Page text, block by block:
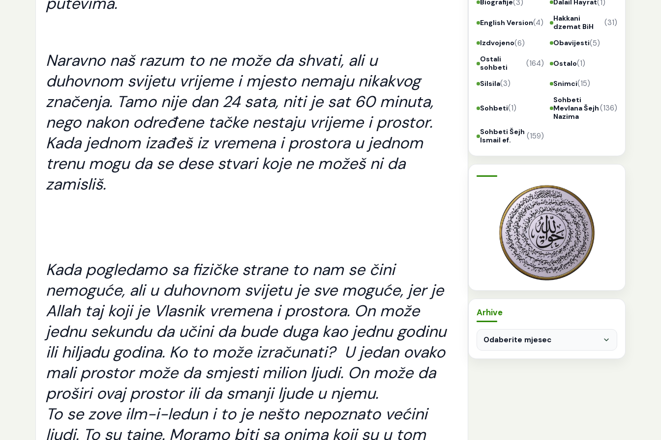
Naravno naš razum to ne može da shvati, ali u
duhovnom svijetu vrijeme i mjesto nemaju nikakvog
značenja. Tamo nije dan 24 sata, niti je sat 60 minuta,
nego nakon određene tačke nestaju vrijeme i prostor.
Kada jednom izađeš iz vremena i prostora u jednom
trenu mogu da se dese stvari koje ne možeš ni da
zamisliš.
Kada pogledamo sa fizičke strane to nam se čini
nemoguće, ali u duhovnom svijetu je sve moguće, jer je
Allah taj koji je Vlasnik vremena i prostora. On može
jednu sekundu da učini da bude duga kao jednu godinu
ili hiljadu godina. Ko to može izračunati? U jedan ovako
mali prostor može da smjesti milion ljudi. On može da
proširi ovaj prostor ili da smanji ljude u njemu.
To se zove ilm-i-ledun i to je nešto nepoznato većini
ljudi. To su tajne. Moramo biti sa onima koji su u tom
Biografije(3) Dalail Hayrat(1)
English Version(4)
Hakkani
dzemat BiH
(31)
Izdvojeno(6) Obavijesti(5)
Ostali
sohbeti
(164) Ostalo(1)
Silsila(3) Snimci(15)
Sohbeti(1)
Sohbeti
Mevlana Šejh
Nazima
(136)
Sohbeti Šejh
Ismail ef.
(159)
Arhive
Arhive